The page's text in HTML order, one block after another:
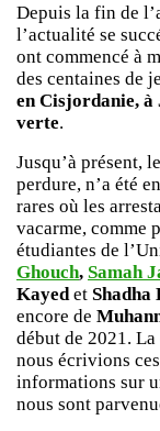
Depuis la fin de
l’actualité se
ont commencé à
des centaines de
en Cisjordanie, à
verte.
Jusqu’à présent,
perdure, n’a été
rares où les
vacarme, comme
étudiantes de
Ghouch, Samah
Kayedet Shadha
encore de
début de 2021.
nous écrivions
informations sur
nous sont